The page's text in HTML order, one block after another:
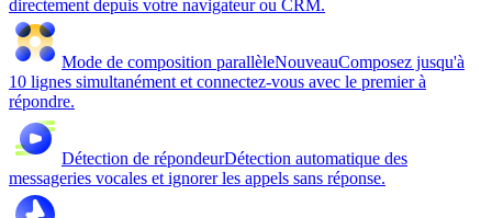
directement depuis votre navigateur ou CRM.
Mode de composition parallèleNouveauComposez jusqu'à
10 lignes simultanément et connectez-vous avec le premier à
répondre.
Détection de répondeurDétection automatique des
messageries vocales et ignorer les appels sans réponse.